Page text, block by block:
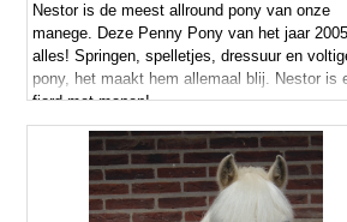
Nestor is de meest allround pony van onze
manege. Deze Penny Pony van het jaar
alles! Springen, spelletjes, dressuur en
pony, het maakt hem allemaal blij. Nestor is
fjord met manen!